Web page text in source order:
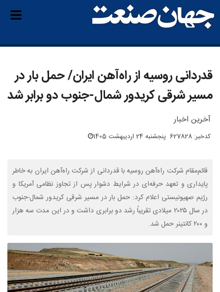
قدردانی روسیه از راه‌آهن ایران/ حمل‌ بار در
مسیر شرقی کریدور شمال-جنوب دو برابر شد
آخرین اخبار
کدخبر: 627828 پنجشنبه 24 اردیبهشت 1405
قائم‌مقام شرکت راه‌آهن روسیه با قدردانی از شرکت راه‌آهن ایران به خاطر
پایداری و تعهد حرفه‌ای در شرایط دشوار پس از تجاوز نظامی آمریکا و
رژیم صهیونیستی اعلام کرد: حمل بار در مسیر شرقی کریدور شمال-جنوب
در سال ۲۰۲۵ میلادی تقریباً رشد دو برابری داشت و در این مدت سه هزار
و ۲۰۰ کانتینر حمل شد.